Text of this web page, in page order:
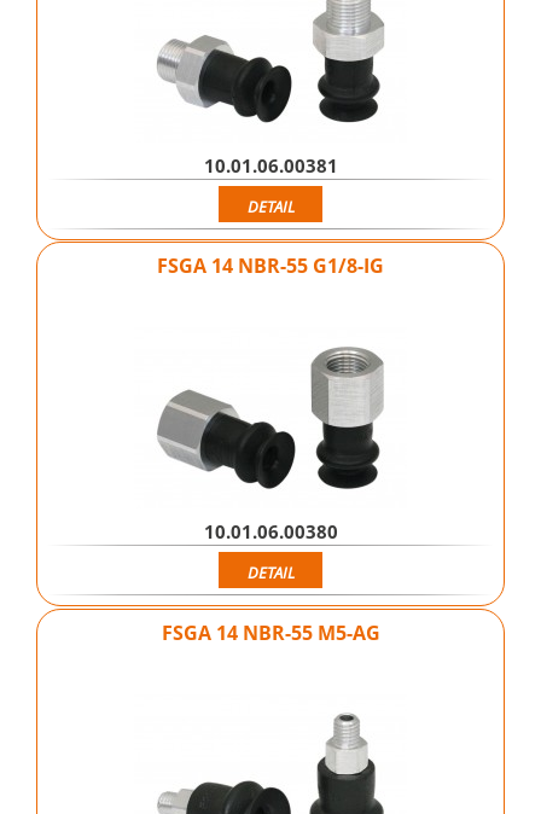
10.01.06.00381
DETAIL
FSGA 14 NBR-55 G1/8-IG
10.01.06.00380
DETAIL
FSGA 14 NBR-55 M5-AG